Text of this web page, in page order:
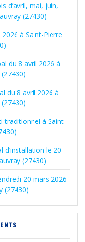
d’avril, mai, juin,
(27430)
à Saint-Pierre
du 8 avril 2026 à
du 8 avril 2026 à
traditionnel à Saint-
d’installation le 20
(27430)
20 mars 2026
(27430)